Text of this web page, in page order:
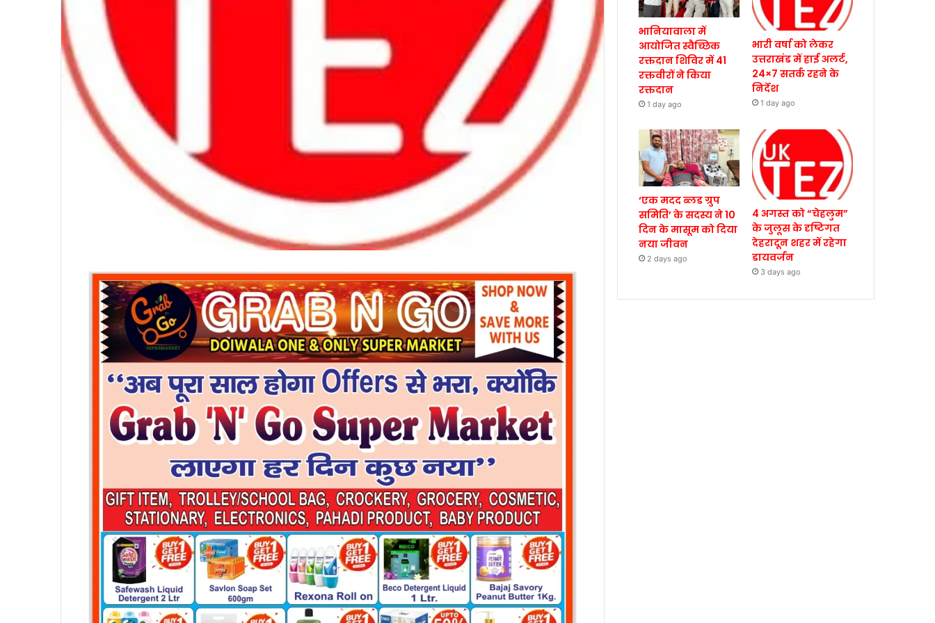
भानियावाला में
आयोजित स्वैच्छिक
रक्तदान शिविर में 41
रक्तवीरों ने किया
रक्तदान
1 day ago
भारी वर्षा को लेकर
उत्तराखंड में हाई अलर्ट,
24×7 सतर्क रहने के
निर्देश
1 day ago
‘एक मदद ब्लड ग्रुप
समिति’ के सदस्य ने 10
दिन के मासूम को दिया
नया जीवन
2 days ago
4 अगस्त को “चेहलुम”
के जुलूस के दृष्टिगत
देहरादून शहर में रहेगा
डायवर्जन
3 days ago